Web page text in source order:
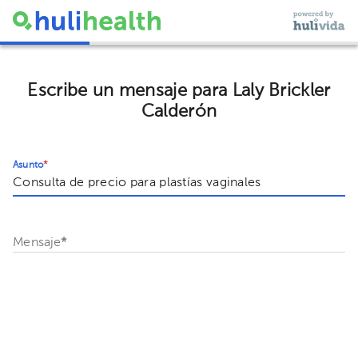
Escribe un mensaje para Laly Brickler
Calderón
Asunto*
Mensaje*